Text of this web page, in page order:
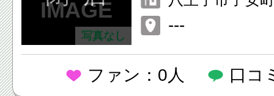
写真なし
---
ファン：0人 口コ